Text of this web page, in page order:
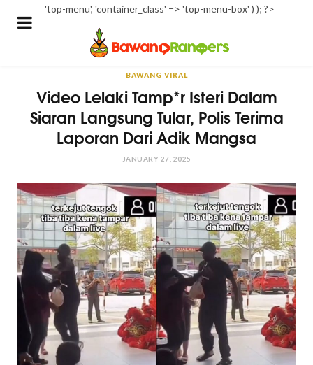
'top-menu', 'container_class' => 'top-menu-box' ) ); ?>
BAWANG VIRAL
Video Lelaki Tamp*r Isteri Dalam
Siaran Langsung Tular, Polis Terima
Laporan Dari Adik Mangsa
JANUARY 27, 2025